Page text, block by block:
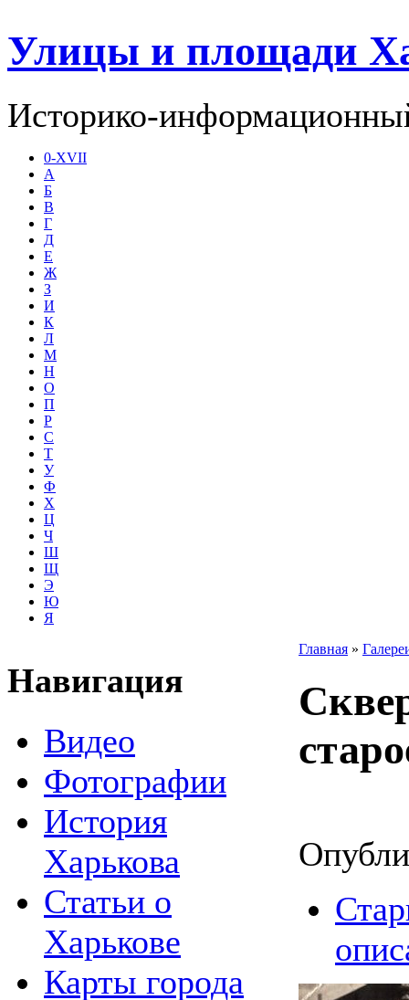
Улицы и площади
Историко-
0-XVII
А
Б
В
Г
Д
Е
Ж
З
И
К
Л
М
Н
О
П
Р
С
Т
У
Ф
Х
Ц
Ч
Ш
Щ
Э
Ю
Я
Навигация
Видео
Фотографии
История
Харькова
Статьи о
Харькове
Карты города
Главная »